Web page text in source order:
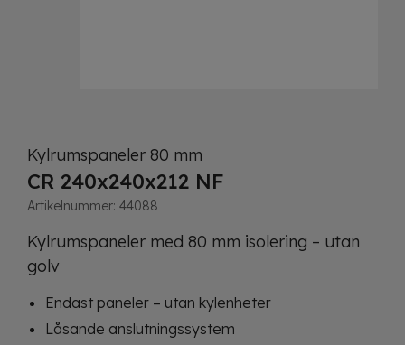
Kylrumspaneler 80 mm
CR 240x240x212 NF
Artikelnummer: 44088
Kylrumspaneler med 80 mm isolering – utan
golv
Endast paneler – utan kylenheter
Låsande anslutningssystem